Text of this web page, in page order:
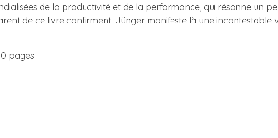
de la productivité et de la performance, qui résonne un
de ce livre confirment. Jünger manifeste là une incontestable
pages